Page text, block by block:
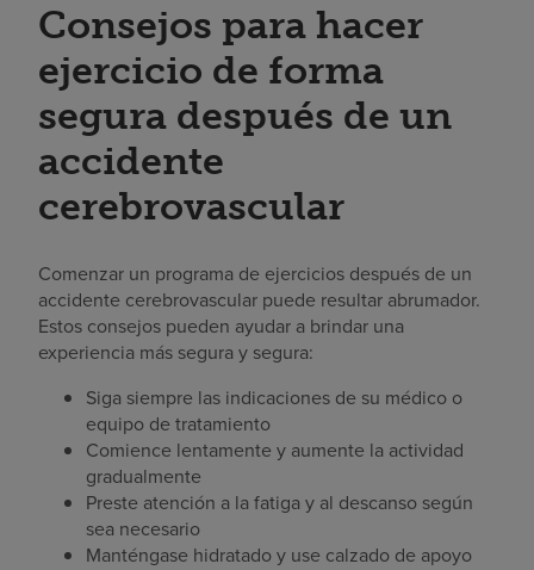
Consejos para hacer
ejercicio de forma
segura después de un
accidente
cerebrovascular
Comenzar un programa de ejercicios después de un
accidente cerebrovascular puede resultar abrumador.
Estos consejos pueden ayudar a brindar una
experiencia más segura y segura:
Siga siempre las indicaciones de su médico o
equipo de tratamiento
Comience lentamente y aumente la actividad
gradualmente
Preste atención a la fatiga y al descanso según
sea necesario
Manténgase hidratado y use calzado de apoyo